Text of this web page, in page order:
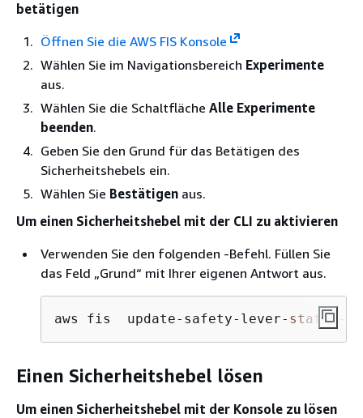
betätigen
Öffnen Sie die AWS FIS Konsole
Wählen Sie im Navigationsbereich Experimente
aus.
Wählen Sie die Schaltfläche Alle Experimente
beenden.
Geben Sie den Grund für das Betätigen des
Sicherheitshebels ein.
Wählen Sie Bestätigen aus.
Um einen Sicherheitshebel mit der CLI zu aktivieren
Verwenden Sie den folgenden -Befehl. Füllen Sie
das Feld „Grund“ mit Ihrer eigenen Antwort aus.
aws fis  update-safety-lever- state --
Einen Sicherheitshebel lösen
Um einen Sicherheitshebel mit der Konsole zu lösen